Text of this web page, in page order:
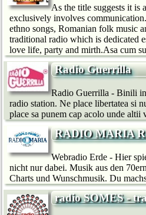
As the title suggests it is
exclusively involves
ethno songs, Romanian folk music
traditional radio which is dedicated
love life, party and mirth.Asa cum
Radio Guerrilla
Radio Guerrilla - Binili
radio station. Ne place libertatea si
place sa punem cap acolo unde altii
RADIO MARIA
Webradio Erde - Hier
nicht nur dabei. Musik aus den
Charts und Wunschmusik. Du
radio SOMES -